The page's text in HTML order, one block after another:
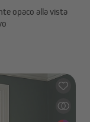
opaco alla vista